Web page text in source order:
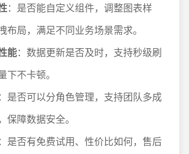
：是否能自定义组件，调整图表样
布局，满足不同业务场景需求。
能：数据更新是否及时，支持秒级刷
下不卡顿。
：是否可以分角色管理，支持团队多成
保障数据安全。
：是否有免费试用、性价比如何，售后